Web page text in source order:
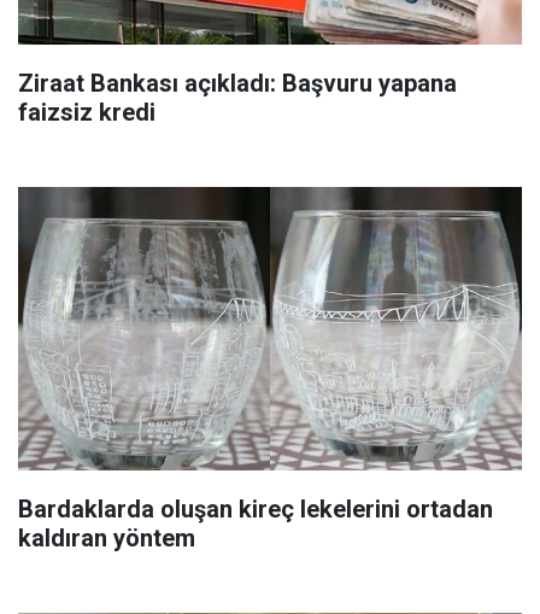
Ziraat Bankası açıkladı: Başvuru yapana
faizsiz kredi
Bardaklarda oluşan kireç lekelerini ortadan
kaldıran yöntem